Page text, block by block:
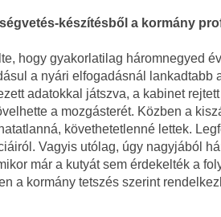
készítésből a kormány
hogy gyakorlatilag háromnegyed
a nyári elfogadásnál lankadtabb
adatokkal játszva, a kabinet
a mozgásterét. Közben a
követhetetlenné lettek.
Vagyis utólag, úgy nagyjából
már a kutyát sem érdekelték a
a kormány tetszés szerint